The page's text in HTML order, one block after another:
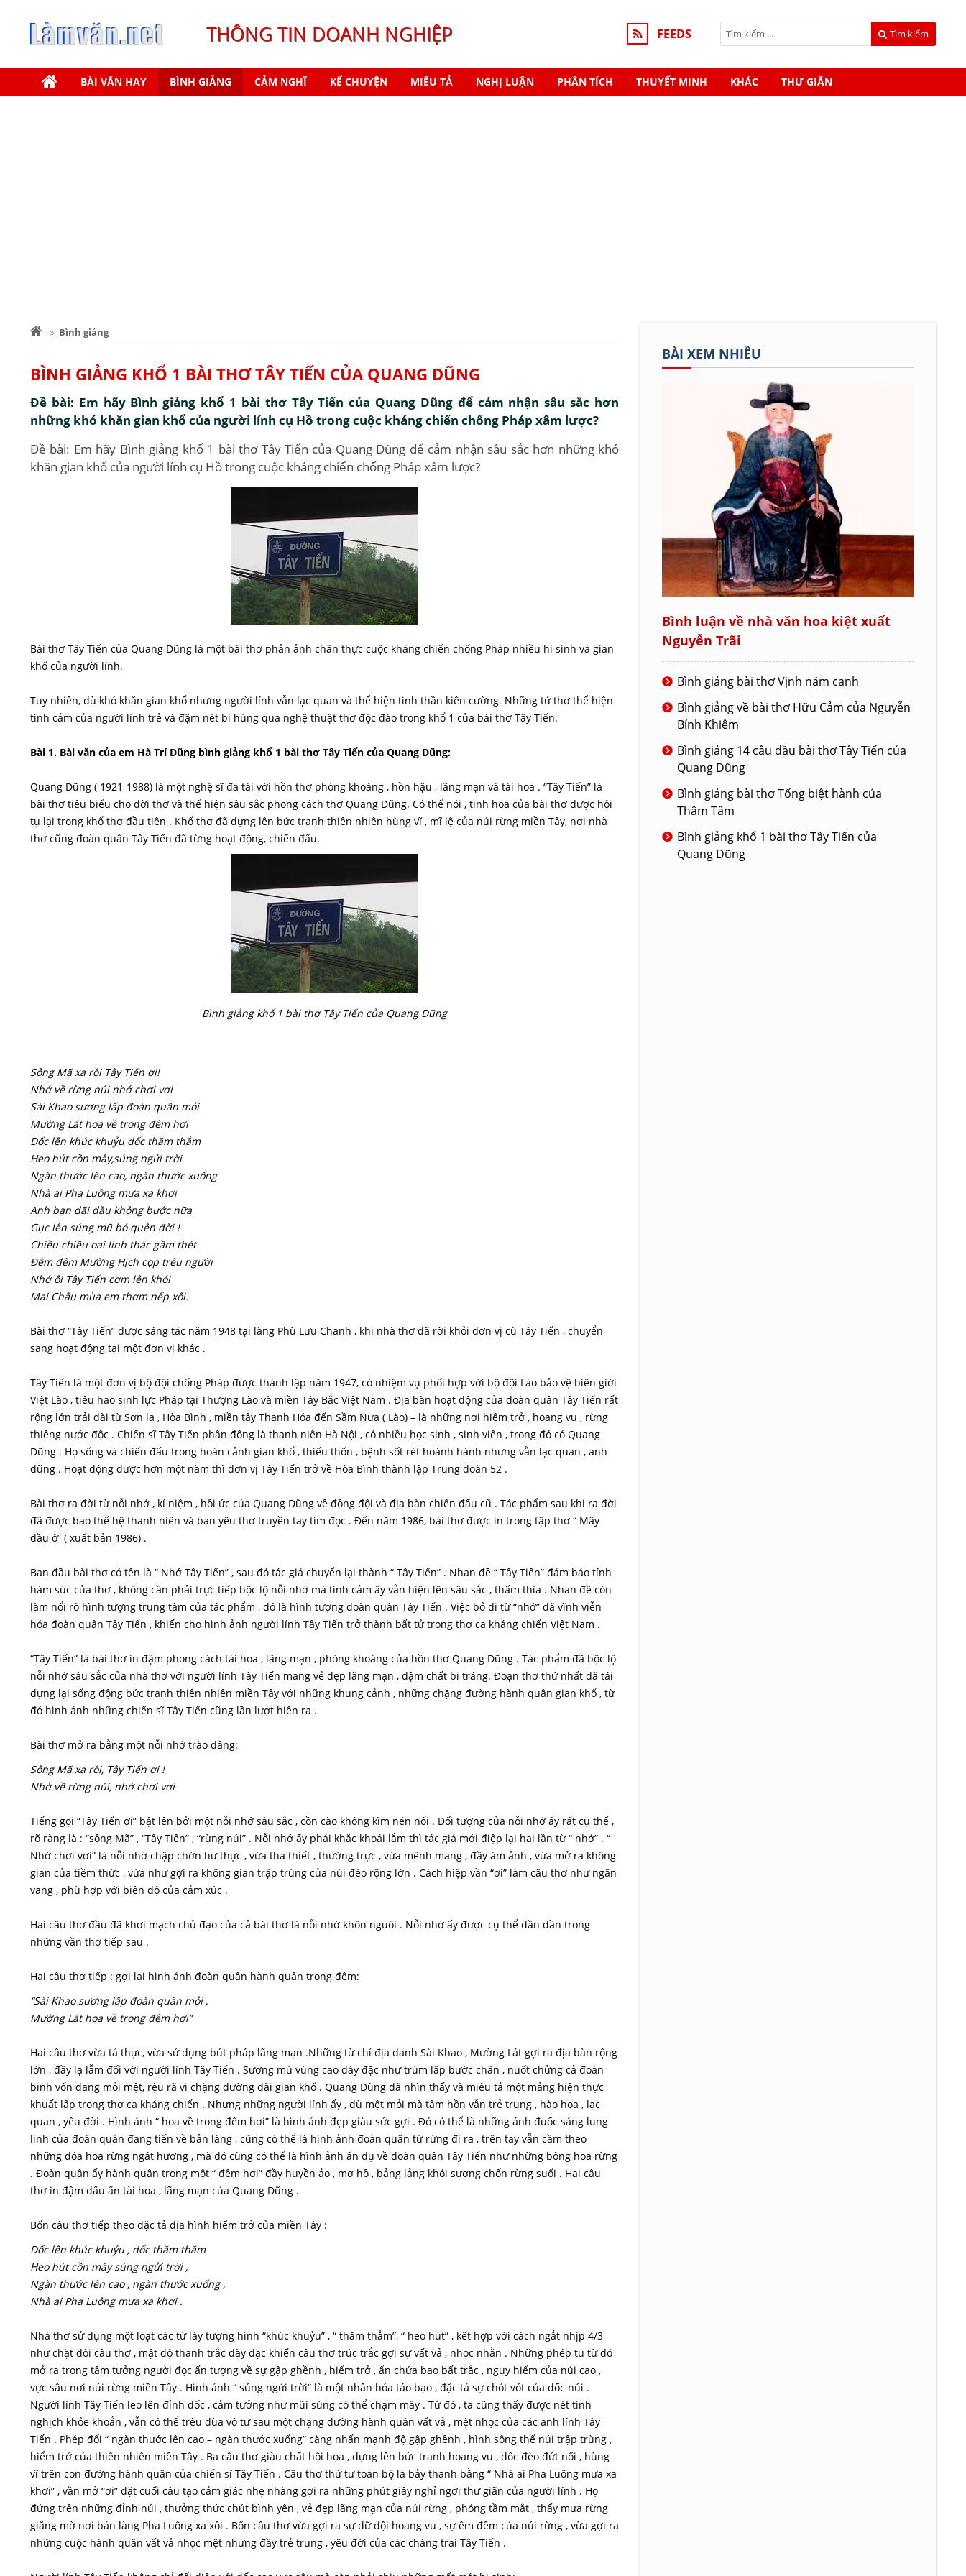
THÔNG TIN DOANH NGHIỆP FEEDS Tìm kiếm
BÀI VĂN HAY BÌNH GIẢNG CẢM NGHĨ KỂ CHUYỆN MIÊU TẢ NGHỊ LUẬN PHÂN TÍCH THUYẾT MINH KHÁC THƯ GIÃN
Bình giảng
BÌNH GIẢNG KHỔ 1 BÀI THƠ TÂY TIẾN CỦA QUANG DŨNG
Đề bài: Em hãy Bình giảng khổ 1 bài thơ Tây Tiến của Quang Dũng để cảm nhận sâu sắc hơn
những khó khăn gian khổ của người lính cụ Hồ trong cuộc kháng chiến chống Pháp xâm lược?
Đề bài: Em hãy Bình giảng khổ 1 bài thơ Tây Tiến của Quang Dũng để cảm nhận sâu sắc hơn những khó
khăn gian khổ của người lính cụ Hồ trong cuộc kháng chiến chống Pháp xâm lược?
Bài thơ Tây Tiến của Quang Dũng là một bài thơ phản ảnh chân thực cuộc kháng chiến chống Pháp nhiều hi sinh và gian
khổ của người lính.
Tuy nhiên, dù khó khăn gian khổ nhưng người lính vẫn lạc quan và thể hiện tinh thần kiên cường. Những tứ thơ thể hiện
tình cảm của người lính trẻ và đậm nét bi hùng qua nghệ thuật thơ độc đáo trong khổ 1 của bài thơ Tây Tiến.
Bài 1. Bài văn của em Hà Trí Dũng bình giảng khổ 1 bài thơ Tây Tiến của Quang Dũng:
Quang Dũng ( 1921-1988) là một nghệ sĩ đa tài với hồn thơ phóng khoáng , hồn hậu , lãng mạn và tài hoa . “Tây Tiến” là
bài thơ tiêu biểu cho đời thơ và thể hiện sâu sắc phong cách thơ Quang Dũng. Có thể nói , tinh hoa của bài thơ được hội
tụ lại trong khổ thơ đầu tiên . Khổ thơ đã dựng lên bức tranh thiên nhiên hùng vĩ , mĩ lệ của núi rừng miền Tây, nơi nhà
thơ cũng đoàn quân Tây Tiến đã từng hoạt động, chiến đấu.
Bình giảng khổ 1 bài thơ Tây Tiến của Quang Dũng
Sông Mã xa rồi Tây Tiến ơi!
Nhớ về rừng núi nhớ chơi vơi
Sài Khao sương lấp đoàn quân mỏi
Mường Lát hoa về trong đêm hơi
Dốc lên khúc khuỷu dốc thăm thẳm
Heo hút cồn mây,súng ngửi trời
Ngàn thước lên cao, ngàn thước xuống
Nhà ai Pha Luông mưa xa khơi
Anh bạn dãi dầu không bước nữa
Gục lên súng mũ bỏ quên đời !
Chiều chiều oai linh thác gầm thét
Đêm đêm Mường Hịch cọp trêu người
Nhớ ôi Tây Tiến cơm lên khói
Mai Châu mùa em thơm nếp xôi.
Bài thơ “Tây Tiến” được sáng tác năm 1948 tại làng Phù Lưu Chanh , khi nhà thơ đã rời khỏi đơn vị cũ Tây Tiến , chuyển
sang hoạt động tại một đơn vị khác .
Tây Tiến là một đơn vị bộ đội chống Pháp được thành lập năm 1947, có nhiệm vụ phối hợp với bộ đội Lào bảo vệ biên giới
Việt Lào , tiêu hao sinh lực Pháp tại Thượng Lào và miền Tây Bắc Việt Nam . Địa bàn hoạt động của đoàn quân Tây Tiến rất
rộng lớn trải dài từ Sơn la , Hòa Bình , miền tây Thanh Hóa đến Sầm Nưa ( Lào) – là những nơi hiểm trở , hoang vu , rừng
thiêng nước độc . Chiến sĩ Tây Tiến phần đông là thanh niên Hà Nội , có nhiều học sinh , sinh viên , trong đó có Quang
Dũng . Họ sống và chiến đấu trong hoàn cảnh gian khổ , thiếu thốn , bệnh sốt rét hoành hành nhưng vẫn lạc quan , anh
dũng . Hoạt động được hơn một năm thì đơn vị Tây Tiến trở về Hòa Bình thành lập Trung đoàn 52 .
Bài thơ ra đời từ nỗi nhớ , kỉ niệm , hồi ức của Quang Dũng về đồng đội và địa bàn chiến đấu cũ . Tác phẩm sau khi ra đời
đã được bao thế hệ thanh niên và bạn yêu thơ truyền tay tìm đọc . Đến năm 1986, bài thơ được in trong tập thơ “ Mây
đầu ô” ( xuất bản 1986) .
Ban đầu bài thơ có tên là “ Nhớ Tây Tiến” , sau đó tác giả chuyển lại thành “ Tây Tiến” . Nhan đề “ Tây Tiến” đảm bảo tính
hàm súc của thơ , không cần phải trực tiếp bộc lộ nỗi nhớ mà tình cảm ấy vẫn hiện lên sâu sắc , thấm thía . Nhan đề còn
làm nổi rõ hình tượng trung tâm của tác phẩm , đó là hình tượng đoàn quân Tây Tiến . Việc bỏ đi từ “nhớ” đã vĩnh viễn
hóa đoàn quân Tây Tiến , khiến cho hình ảnh người lính Tây Tiến trở thành bất tử trong thơ ca kháng chiến Việt Nam .
“Tây Tiến” là bài thơ in đậm phong cách tài hoa , lãng mạn , phóng khoáng của hồn thơ Quang Dũng . Tác phẩm đã bộc lộ
nỗi nhớ sâu sắc của nhà thơ với người lính Tây Tiến mang vẻ đẹp lãng mạn , đậm chất bi tráng. Đoạn thơ thứ nhất đã tái
dựng lại sống động bức tranh thiên nhiên miền Tây với những khung cảnh , những chặng đường hành quân gian khổ , từ
đó hình ảnh những chiến sĩ Tây Tiến cũng lần lượt hiên ra .
Bài thơ mở ra bằng một nỗi nhớ trào dâng:
Sông Mã xa rồi, Tây Tiến ơi !
Nhở về rừng núi, nhớ chơi vơi
Tiếng gọi “Tây Tiến ơi” bật lên bởi một nỗi nhớ sâu sắc , cồn cào không kìm nén nổi . Đối tượng của nỗi nhớ ấy rất cụ thể ,
rõ ràng là : “sông Mã” , “Tây Tiến” , “rừng núi” . Nỗi nhớ ấy phải khắc khoải lắm thì tác giả mới điệp lại hai lần từ “ nhớ” . “
Nhớ chơi vơi” là nỗi nhớ chập chờn hư thực , vừa tha thiết , thường trực , vừa mênh mang , đầy ám ảnh , vừa mở ra không
gian của tiềm thức , vừa như gợi ra không gian trập trùng của núi đèo rộng lớn . Cách hiệp vần “ơi” làm câu thơ như ngân
vang , phù hợp với biên độ của cảm xúc .
Hai câu thơ đầu đã khơi mạch chủ đạo của cả bài thơ là nỗi nhớ khôn nguôi . Nỗi nhớ ấy được cụ thể dần dần trong
những vần thơ tiếp sau .
Hai câu thơ tiếp : gợi lại hình ảnh đoàn quân hành quân trong đêm:
“Sài Khao sương lấp đoàn quân mỏi ,
Mường Lát hoa về trong đêm hơi”
Hai câu thơ vừa tả thực, vừa sử dụng bút pháp lãng mạn .Những từ chỉ địa danh Sài Khao , Mường Lát gợi ra địa bàn rộng
lớn , đầy lạ lẫm đối với người lính Tây Tiến . Sương mù vùng cao dày đặc như trùm lấp bước chân , nuốt chửng cả đoàn
binh vốn đang mỏi mệt, rệu rã vì chặng đường dài gian khổ . Quang Dũng đã nhìn thấy và miêu tả một mảng hiện thực
khuất lấp trong thơ ca kháng chiến . Nhưng những người lính ấy , dù mệt mỏi mà tâm hồn vẫn trẻ trung , hào hoa , lạc
quan , yêu đời . Hình ảnh “ hoa về trong đêm hơi” là hình ảnh đẹp giàu sức gợi . Đó có thể là những ánh đuốc sáng lung
linh của đoàn quân đang tiến về bản làng , cũng có thể là hình ảnh đoàn quân từ rừng đi ra , trên tay vẫn cầm theo
những đóa hoa rừng ngát hương , mà đó cũng có thể là hình ảnh ẩn dụ về đoàn quân Tây Tiến như những bông hoa rừng
. Đoàn quân ấy hành quân trong một “ đêm hơi” đầy huyền ảo , mơ hồ , bảng lảng khói sương chốn rừng suối . Hai câu
thơ in đậm dấu ấn tài hoa , lãng mạn của Quang Dũng .
Bốn câu thơ tiếp theo đặc tả địa hình hiểm trở của miền Tây :
Dốc lên khúc khuỷu , dốc thăm thẳm
Heo hút cồn mây súng ngửi trời ,
Ngàn thước lên cao , ngàn thước xuống ,
Nhà ai Pha Luông mưa xa khơi .
Nhà thơ sử dụng một loạt các từ láy tượng hình “khúc khuỷu” , “ thăm thẳm”, “ heo hút” , kết hợp với cách ngắt nhịp 4/3
như chặt đôi câu thơ , mật độ thanh trắc dày đặc khiến câu thơ trúc trắc gợi sự vất vả , nhọc nhằn . Những phép tu từ đó
mở ra trong tâm tưởng người đọc ấn tượng về sự gập ghềnh , hiểm trở , ẩn chứa bao bất trắc , nguy hiểm của núi cao ,
vực sâu nơi núi rừng miền Tây . Hình ảnh “ súng ngửi trời” là một nhân hóa táo bạo , đặc tả sự chót vót của dốc núi .
Người lính Tây Tiến leo lên đỉnh dốc , cảm tưởng như mũi súng có thể chạm mây . Từ đó , ta cũng thấy được nét tinh
nghịch khỏe khoắn , vẫn có thể trêu đùa vô tư sau một chặng đường hành quân vất vả , mệt nhọc của các anh lính Tây
Tiến . Phép đối “ ngàn thước lên cao – ngàn thước xuống” càng nhấn mạnh độ gập ghềnh , hình sông thế núi trập trùng ,
hiểm trở của thiên nhiên miền Tây . Ba câu thơ giàu chất hội họa , dựng lên bức tranh hoang vu , dốc đèo đứt nối , hùng
vĩ trên con đường hành quân của chiến sĩ Tây Tiến . Câu thơ thứ tư toàn bộ là bảy thanh bằng “ Nhà ai Pha Luông mưa xa
khơi” , vần mở “ơi” đặt cuối câu tạo cảm giác nhẹ nhàng gợi ra những phút giây nghỉ ngơi thư giãn của người lính . Họ
đứng trên những đỉnh núi , thưởng thức chút bình yên , vẻ đẹp lãng mạn của núi rừng , phóng tầm mắt , thấy mưa rừng
giăng mờ nơi bản làng Pha Luông xa xôi . Bốn câu thơ vừa gợi ra sự dữ dội hoang vu , sự êm đềm của núi rừng , vừa gợi ra
những cuộc hành quân vất vả nhọc mệt nhưng đầy trẻ trung , yêu đời của các chàng trai Tây Tiến .
BÀI XEM NHIỀU
Bình luận về nhà văn hoa kiệt xuất
Nguyễn Trãi
Bình giảng bài thơ Vịnh năm canh
Bình giảng về bài thơ Hữu Cảm của Nguyễn
Bỉnh Khiêm
Bình giảng 14 câu đầu bài thơ Tây Tiến của
Quang Dũng
Bình giảng bài thơ Tống biệt hành của
Thâm Tâm
Bình giảng khổ 1 bài thơ Tây Tiến của
Quang Dũng